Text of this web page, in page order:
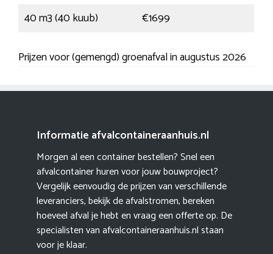
40 m3 (40 kuub)
€1699
Prijzen voor (gemengd) groenafval in augustus 2026
Informatie afvalcontaineraanhuis.nl
Morgen al een container bestellen? Snel een
afvalcontainer huren voor jouw bouwproject?
Vergelijk eenvoudig de prijzen van verschillende
leveranciers, bekijk de afvalstromen, bereken
hoeveel afval je hebt en vraag een offerte op. De
specialisten van afvalcontaineraanhuis.nl staan
voor je klaar.